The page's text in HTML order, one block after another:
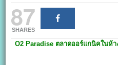
87
SHARES
O2 Paradise ตลาดออร์แกนิคในห้า